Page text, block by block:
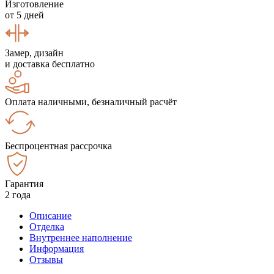
Изготовление
от 5 дней
Замер, дизайн
и доставка бесплатно
Оплата наличными, безналичный расчёт
Беспроцентная рассрочка
Гарантия
2 года
Описание
Отделка
Внутреннее наполнение
Информация
Отзывы